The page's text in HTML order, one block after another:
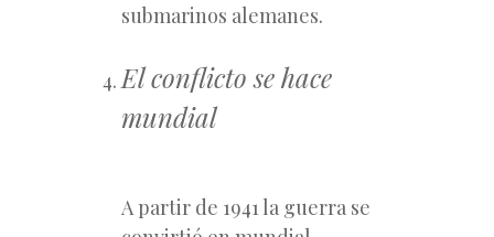
submarinos alemanes.
El conflicto se hace
mundial
A partir de 1941 la guerra se